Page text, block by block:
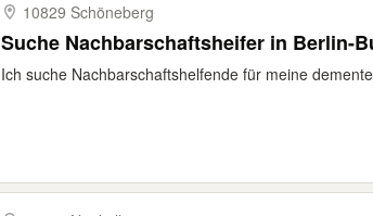
10829 Schöneberg
Suche Nachbarschaftsheifer in Berlin-
Ich suche Nachbarschaftshelfende für meine